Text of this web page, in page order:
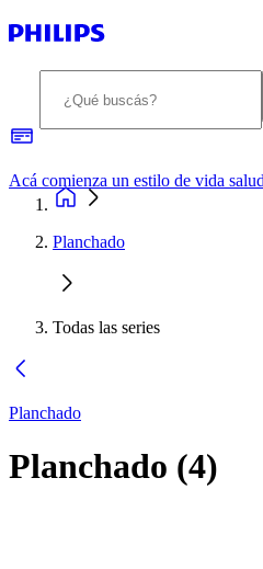
Planchado
Todas las series
Planchado
Planchado (4)